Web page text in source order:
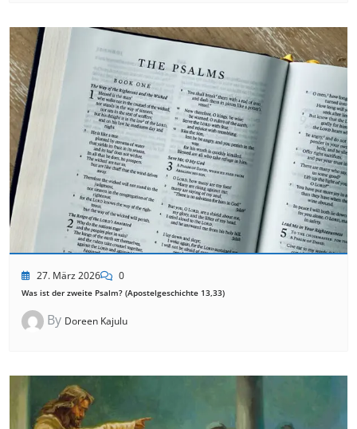
27. März 2026 0
Was ist der zweite Psalm? (Apostelgeschichte 13,33)
By Doreen Kajulu